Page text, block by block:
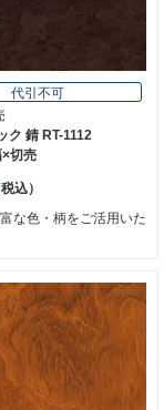
代引不可
ク 錆 RT-1112
切売
税込）
な色・柄をご活用いた